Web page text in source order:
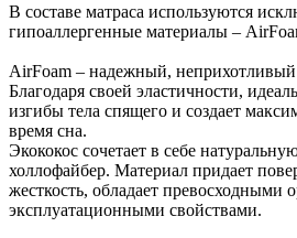
В составе матраса используются
гипоаллергенные материалы –
AirFoam – надежный, неприхотливый
Благодаря своей эластичности,
изгибы тела спящего и создает
время сна.
Экококос сочетает в себе
холлофайбер. Материал придает
жесткость, обладает превосходными
эксплуатационными свойствами.